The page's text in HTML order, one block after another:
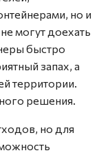
но и
могут доехать
быстро
запах, а
территории.
решения.
но для